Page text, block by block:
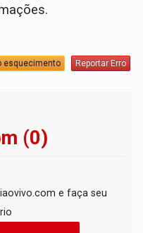
esquecimento Reportar Erro
(0)
e faça seu